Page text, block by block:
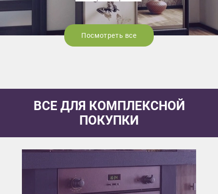
Посмотреть все
ВСЕ ДЛЯ КОМПЛЕКСНОЙ
ПОКУПКИ